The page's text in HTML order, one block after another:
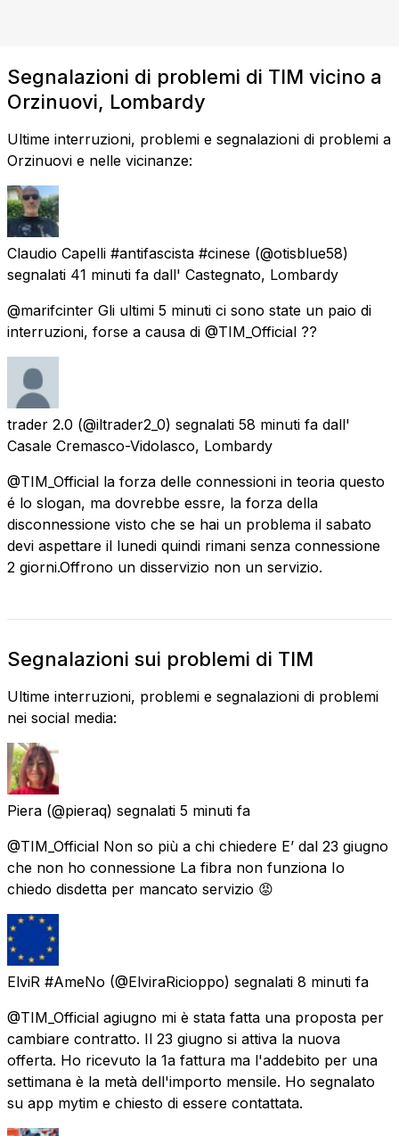
Segnalazioni di problemi di TIM vicino a
Orzinuovi, Lombardy
Ultime interruzioni, problemi e segnalazioni di problemi a
Orzinuovi e nelle vicinanze:
Claudio Capelli #antifascista #cinese (@otisblue58)
segnalati 41 minuti fa dall' Castegnato, Lombardy
@marifcinter Gli ultimi 5 minuti ci sono state un paio di
interruzioni, forse a causa di @TIM_Official ??
trader 2.0 (@iltrader2_0) segnalati 58 minuti fa dall'
Casale Cremasco-Vidolasco, Lombardy
@TIM_Official la forza delle connessioni in teoria questo
é lo slogan, ma dovrebbe essre, la forza della
disconnessione visto che se hai un problema il sabato
devi aspettare il lunedi quindi rimani senza connessione
2 giorni.Offrono un disservizio non un servizio.
Segnalazioni sui problemi di TIM
Ultime interruzioni, problemi e segnalazioni di problemi
nei social media:
Piera (@pieraq) segnalati 5 minuti fa
@TIM_Official Non so più a chi chiedere E’ dal 23 giugno
che non ho connessione La fibra non funziona Io
chiedo disdetta per mancato servizio 😡
ElviR #AmeNo (@ElviraRicioppo) segnalati 8 minuti fa
@TIM_Official agiugno mi è stata fatta una proposta per
cambiare contratto. Il 23 giugno si attiva la nuova
offerta. Ho ricevuto la 1a fattura ma l'addebito per una
settimana è la metà dell'importo mensile. Ho segnalato
su app mytim e chiesto di essere contattata.